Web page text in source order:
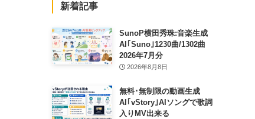
新着記事
SunoP横田秀珠:音楽生成
AI｢Suno｣1230曲/1302曲
2026年7月分
2026年8月8日
無料･無制限の動画生成
AI｢vStory｣AIソングで歌詞
入りMV出来る